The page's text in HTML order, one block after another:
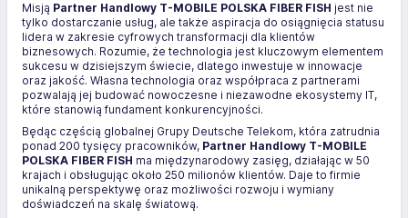
Misją Partner Handlowy T-MOBILE POLSKA FIBER FISH jest nie
tylko dostarczanie usług, ale także aspiracja do osiągnięcia statusu
lidera w zakresie cyfrowych transformacji dla klientów
biznesowych. Rozumie, że technologia jest kluczowym elementem
sukcesu w dzisiejszym świecie, dlatego inwestuje w innowacje
oraz jakość. Własna technologia oraz współpraca z partnerami
pozwalają jej budować nowoczesne i niezawodne ekosystemy IT,
które stanowią fundament konkurencyjności.
Będąc częścią globalnej Grupy Deutsche Telekom, która zatrudnia
ponad 200 tysięcy pracowników, Partner Handlowy T-MOBILE
POLSKA FIBER FISH ma międzynarodowy zasięg, działając w 50
krajach i obsługując około 250 milionów klientów. Daje to firmie
unikalną perspektywę oraz możliwości rozwoju i wymiany
doświadczeń na skalę światową.